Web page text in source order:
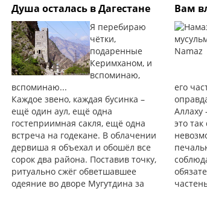
Душа осталась в Дагестане
Я перебираю
чётки,
подаренные
Керимханом, и
вспоминаю,
вспоминаю...
Каждое звено, каждая бусинка –
ещё один аул, ещё одна
гостеприимная сакля, ещё одна
встреча на годекане. В облачении
дервиша я объехал и обошёл все
сорок два района. Поставив точку,
ритуально сжёг обветшавшее
одеяние во дворе Мугутдина за
Вам
его
Аллаху
это